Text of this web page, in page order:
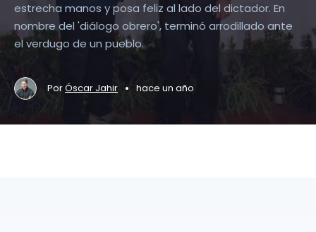
estrecha manos y posa feliz al lado del dictador. En
nombre del 'diálogo obrero', terminó arrodillado ante
el verdugo de un pueblo.
PorÓscar Jahir • hace un año